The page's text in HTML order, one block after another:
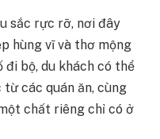
sắc rực rỡ, nơi đây
hùng vĩ và thơ mộng
đi bộ, du khách có thể
từ các quán ăn, cùng
chất riêng chỉ có ở